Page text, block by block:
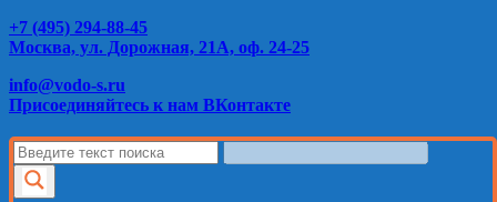
+7 (495) 294-88-45
Москва, ул. Дорожная, 21А, оф. 24-25
info@vodo-s.ru
Присоединяйтесь к нам ВКонтакте